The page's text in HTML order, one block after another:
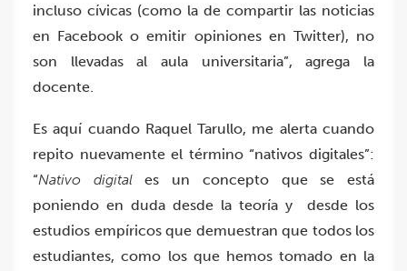
incluso cívicas (como la de compartir las noticias
en Facebook o emitir opiniones en Twitter), no
son llevadas al aula universitaria”, agrega la
docente.
Es aquí cuando Raquel Tarullo, me alerta cuando
repito nuevamente el término “nativos digitales”:
“Nativo digitales un concepto que se está
poniendo en duda desde la teoría y desde los
estudios empíricos que demuestran que todos los
estudiantes, como los que hemos tomado en la